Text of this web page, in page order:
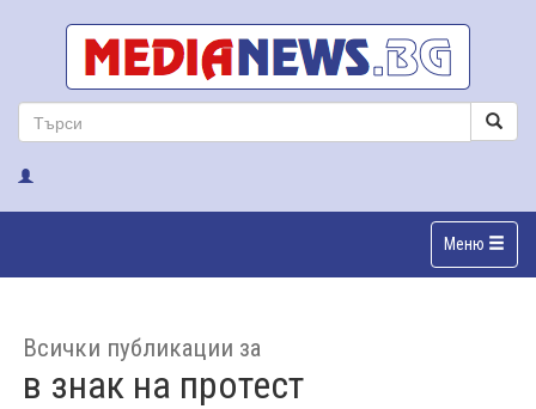
Меню
Всички публикации за
в знак на протест